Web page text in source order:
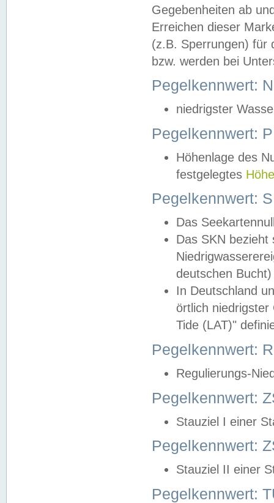
Gegebenheiten ab
Erreichen dieser
(z.B. Sperrungen) für
bzw. werden bei
Pegelkennwert:
niedrigster
Pegelkennwert:
Höhenlage des
festgelegtes
Pegelkennwert:
Das
Das SKN
deutschen
In Deutschland
örtlich
Tide (LAT)"
Pegelkennwert:
Regulierungs-
Pegelkennwert:
Stauziel I einer
Pegelkennwert:
Stauziel II einer
Pegelkennwert: